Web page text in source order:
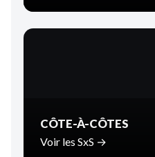
CÔTE-À-CÔTES
Voir les SxS →